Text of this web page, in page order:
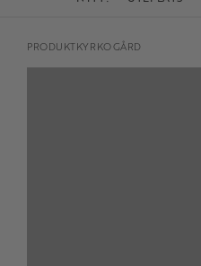
PRODUKTKYRKOGÅRD